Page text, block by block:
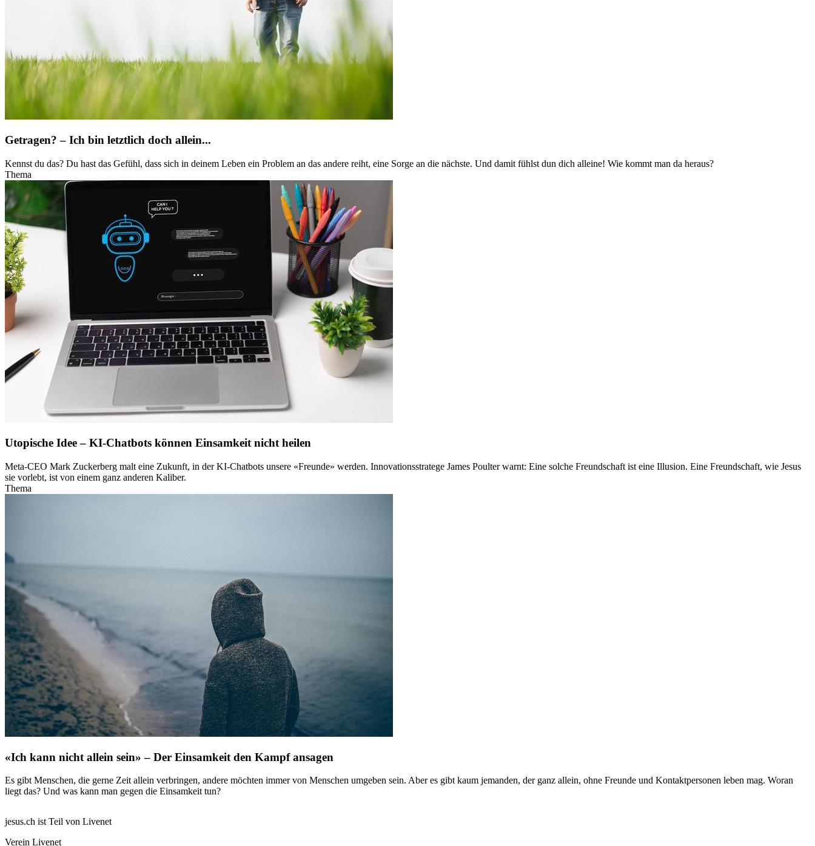
Getragen? – Ich bin letztlich doch allein...
Kennst du das? Du hast das Gefühl, dass sich in deinem Leben ein Problem an das andere reiht, eine Sorge an die nächste. Und damit fühlst dun dich alleine! Wie kommt man da heraus?
Thema
Utopische Idee – KI-Chatbots können Einsamkeit nicht heilen
Meta-CEO Mark Zuckerberg malt eine Zukunft, in der KI-Chatbots unsere «Freunde» werden. Innovationsstratege James Poulter warnt: Eine solche Freundschaft ist eine Illusion. Eine Freundschaft, wie Jesus
sie vorlebt, ist von einem ganz anderen Kaliber.
Thema
«Ich kann nicht allein sein» – Der Einsamkeit den Kampf ansagen
Es gibt Menschen, die gerne Zeit allein verbringen, andere möchten immer von Menschen umgeben sein. Aber es gibt kaum jemanden, der ganz allein, ohne Freunde und Kontaktpersonen leben mag. Woran
liegt das? Und was kann man gegen die Einsamkeit tun?
jesus.ch ist Teil von Livenet
Verein Livenet